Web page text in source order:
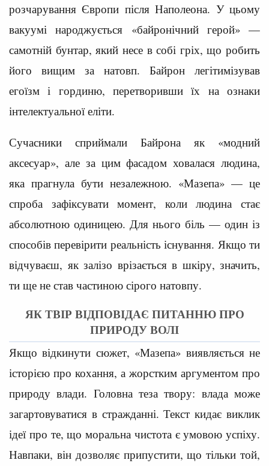
розчарування Європи після Наполеона. У цьому
вакуумі народжується «байронічний герой» —
самотній бунтар, який несе в собі гріх, що робить
його вищим за натовп. Байрон легітимізував
егоїзм і гординю, перетворивши їх на ознаки
інтелектуальної еліти.
Сучасники сприймали Байрона як «модний
аксесуар», але за цим фасадом ховалася людина,
яка прагнула бути незалежною. «Мазепа» — це
спроба зафіксувати момент, коли людина стає
абсолютною одиницею. Для нього біль — один із
способів перевірити реальність існування. Якщо ти
відчуваєш, як залізо врізається в шкіру, значить,
ти ще не став частиною сірого натовпу.
ЯК ТВІР ВІДПОВІДАЄ ПИТАННЮ ПРО
ПРИРОДУ ВОЛІ
Якщо відкинути сюжет, «Мазепа» виявляється не
історією про кохання, а жорстким аргументом про
природу влади. Головна теза твору: влада може
загартовуватися в стражданні. Текст кидає виклик
ідеї про те, що моральна чистота є умовою успіху.
Навпаки, він дозволяє припустити, що тільки той,